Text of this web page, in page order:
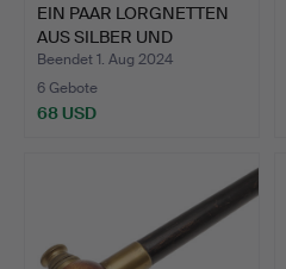
EIN PAAR LORGNETTEN
AUS SILBER UND
EMAILLE…
Beendet 1. Aug 2024
6 Gebote
68 USD